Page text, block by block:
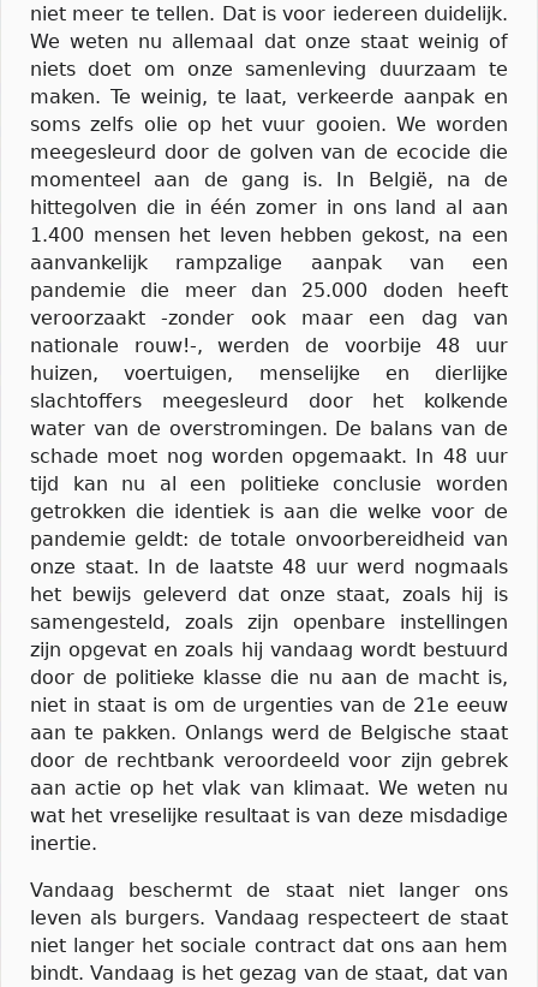
niet meer te tellen. Dat is voor iedereen duidelijk.
We weten nu allemaal dat onze staat weinig of
niets doet om onze samenleving duurzaam te
maken. Te weinig, te laat, verkeerde aanpak en
soms zelfs olie op het vuur gooien. We worden
meegesleurd door de golven van de ecocide die
momenteel aan de gang is. In België, na de
hittegolven die in één zomer in ons land al aan
1.400 mensen het leven hebben gekost, na een
aanvankelijk rampzalige aanpak van een
pandemie die meer dan 25.000 doden heeft
veroorzaakt -zonder ook maar een dag van
nationale rouw!-, werden de voorbije 48 uur
huizen, voertuigen, menselijke en dierlijke
slachtoffers meegesleurd door het kolkende
water van de overstromingen. De balans van de
schade moet nog worden opgemaakt. In 48 uur
tijd kan nu al een politieke conclusie worden
getrokken die identiek is aan die welke voor de
pandemie geldt: de totale onvoorbereidheid van
onze staat. In de laatste 48 uur werd nogmaals
het bewijs geleverd dat onze staat, zoals hij is
samengesteld, zoals zijn openbare instellingen
zijn opgevat en zoals hij vandaag wordt bestuurd
door de politieke klasse die nu aan de macht is,
niet in staat is om de urgenties van de 21e eeuw
aan te pakken. Onlangs werd de Belgische staat
door de rechtbank veroordeeld voor zijn gebrek
aan actie op het vlak van klimaat. We weten nu
wat het vreselijke resultaat is van deze misdadige
inertie.
Vandaag beschermt de staat niet langer ons
leven als burgers. Vandaag respecteert de staat
niet langer het sociale contract dat ons aan hem
bindt. Vandaag is het gezag van de staat, dat van